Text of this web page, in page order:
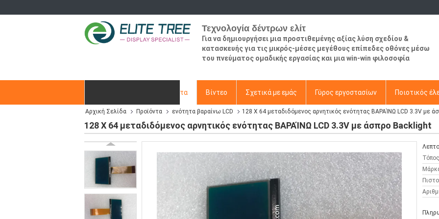
Τεχνολογία δέντρων ελίτ
Για να δημιουργήσει μια προστιθεμένης αξίας λύση σχεδίου &
κατασκευής για τις μικρός-μέσες μεγέθους επίπεδες οθόνες μέσω
του πνεύματος ομαδικής εργασίας και μια win-win φιλοσοφία
Προϊόντα Βίντεο Σχετικά με εμάς Γύρος εργοστασίων Ποιοτικός
Ζητήστε ένα απόσπασμα
Αρχική Σελίδα Προϊόντα ενότητα βαραίνω LCD 128 X 64 μεταδιδόμενος αρνητικός ενότητας ΒΑΡΑΊΝΩ LCD 3.3V με
128 X 64 μεταδιδόμενος αρνητικός ενότητας ΒΑΡΑΊΝΩ LCD 3.3V με άσπρο Backlight